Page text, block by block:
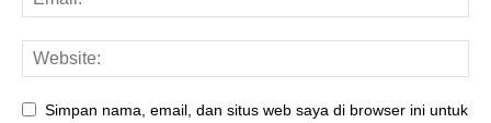
Simpan nama, email, dan situs web saya di browser ini untuk